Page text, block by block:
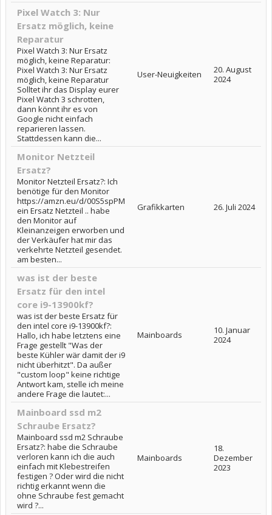
Pixel Watch 3: Nur
Ersatz möglich, keine
Reparatur
Pixel Watch 3: Nur Ersatz
möglich, keine Reparatur:
Pixel Watch 3: Nur Ersatz
möglich, keine Reparatur
Solltet ihr das Display eurer
Pixel Watch 3 schrotten,
dann könnt ihr es von
Google nicht einfach
reparieren lassen.
Stattdessen kann die...
User-Neuigkeiten
20. August
2024
Monitor Netzteil
Ersatz?
Monitor Netzteil Ersatz?: Ich
benötige für den Monitor
https://amzn.eu/d/00S5spPM
ein Ersatz Netzteil .. habe
den Monitor auf
Kleinanzeigen erworben und
der Verkäufer hat mir das
verkehrte Netzteil gesendet.
am besten...
Grafikkarten 26. Juli 2024
was ist der beste
Ersatz für den intel
core i9-13900kf?
was ist der beste Ersatz für
den intel core i9-13900kf?:
Hallo, ich habe letztens eine
Frage gestellt "Was der
beste Kühler wär damit der i9
nicht überhitzt". Da außer
"custom loop" keine richtige
Antwort kam, stelle ich meine
andere Frage die lautet:...
Mainboards
10. Januar
2024
Mainboard ssd m2
Schraube Ersatz?
Mainboard ssd m2 Schraube
Ersatz?: habe die Schraube
verloren kann ich die auch
einfach mit Klebestreifen
festigen ? Oder wird die nicht
richtig erkannt wenn die
ohne Schraube fest gemacht
wird ?...
Mainboards
18.
Dezember
2023